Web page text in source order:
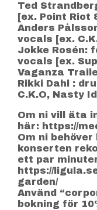
Ted
[ex. Point Riot
Anders
vocals [ex.
Jokke Rosén:
vocals [ex.
Vaganza
Rikki Dahl :
C.K.O, Nasty
Om ni vill äta
här: https://
Om ni behöver
konserten
ett par
https://
garden/
Använd
bokning för